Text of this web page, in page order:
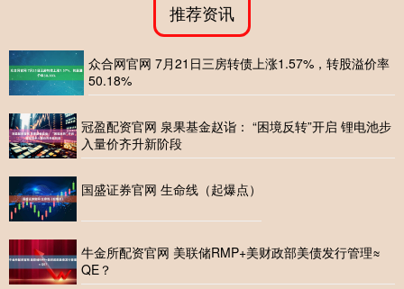
推荐资讯
众合网官网 7月21日三房转债上涨1.57%，转股溢价率
50.18%
冠盈配资官网 泉果基金赵诣： “困境反转”开启 锂电池步
入量价齐升新阶段
国盛证券官网 生命线（起爆点）
牛金所配资官网 美联储RMP+美财政部美债发行管理≈
QE？